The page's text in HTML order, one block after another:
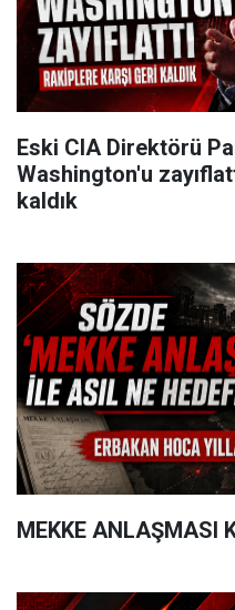
Eski CIA Direktörü
Washington'u
kaldık
MEKKE ANLAŞMASI